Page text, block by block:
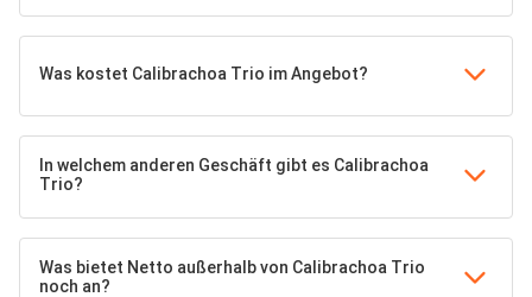
Was kostet Calibrachoa Trio im Angebot?
In welchem anderen Geschäft gibt es Calibrachoa
Trio?
Was bietet Netto außerhalb von Calibrachoa Trio
noch an?